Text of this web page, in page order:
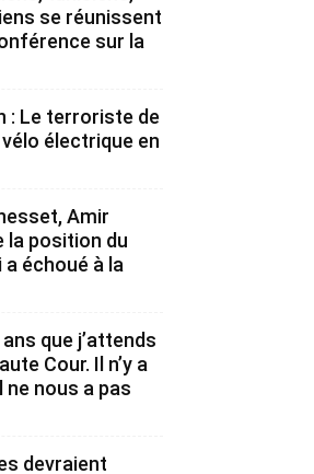
se réunissent
sur la
: Le terroriste de
électrique en
Amir
la position du
échoué à la
que j’attends
Cour. Il n’y a
ne nous a pas
devraient